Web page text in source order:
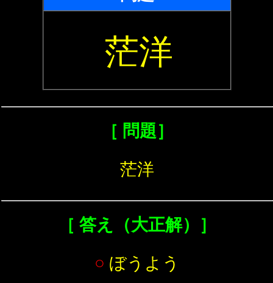
茫洋
［ 問題］
茫洋
［ 答え（大正解）］
○ ぼうよう